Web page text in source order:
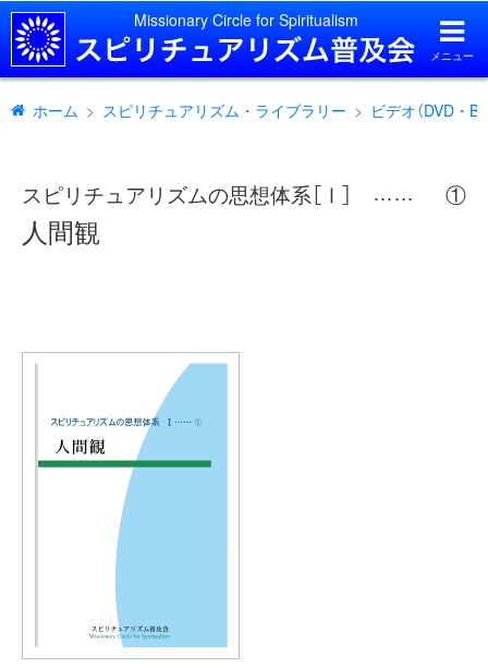
Missionary Circle for Spiritualism
メニュー
ホーム スピリチュアリズム・ライブラリー ビデオ（DVD・
スピリチュアリズムの思想体系［Ⅰ］ …… ①
人間観